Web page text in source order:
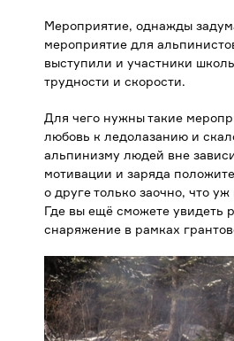
Мероприятие, однажды
мероприятие для
выступили и участники
трудности и скорости.
Для чего нужны такие
любовь к ледолазанию и
альпинизму людей вне
мотивации и заряда
о друге только заочно, что
Где вы ещё сможете увидеть
снаряжение в рамках